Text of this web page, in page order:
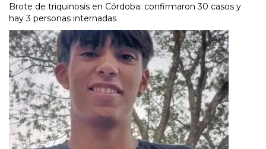
Brote de triquinosis en Córdoba: confirmaron 30 casos y
hay 3 personas internadas